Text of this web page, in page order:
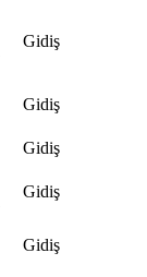
Gidiş
Gidiş
Gidiş
Gidiş
Gidiş